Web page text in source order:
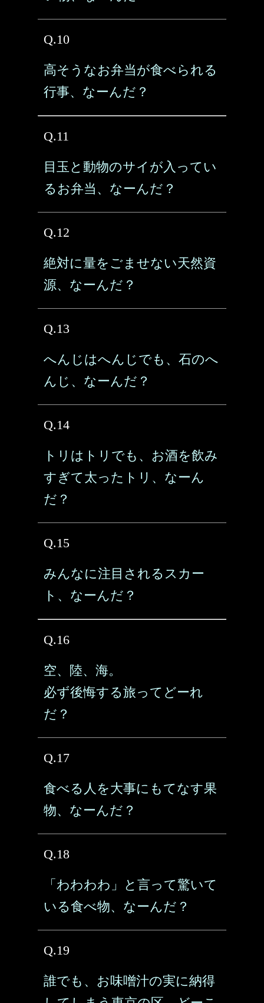
Q.10
高そうなお弁当が食べられる
行事、なーんだ？
Q.11
目玉と動物のサイが入ってい
るお弁当、なーんだ？
Q.12
絶対に量をごませない天然資
源、なーんだ？
Q.13
へんじはへんじでも、石のへ
んじ、なーんだ？
Q.14
トリはトリでも、お酒を飲み
すぎて太ったトリ、なーん
だ？
Q.15
みんなに注目されるスカー
ト、なーんだ？
Q.16
空、陸、海。
必ず後悔する旅ってどーれ
だ？
Q.17
食べる人を大事にもてなす果
物、なーんだ？
Q.18
「わわわわ」と言って驚いて
いる食べ物、なーんだ？
Q.19
誰でも、お味噌汁の実に納得